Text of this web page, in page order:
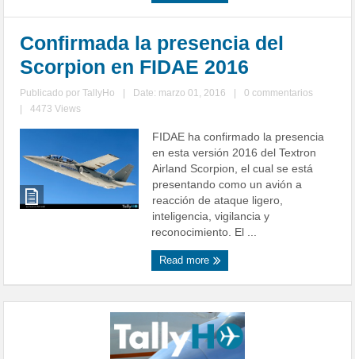
Confirmada la presencia del
Scorpion en FIDAE 2016
Publicado porTallyHo Date: marzo 01, 2016
0 commentarios
4473 Views
FIDAE ha confirmado la presencia
en esta versión 2016 del Textron
Airland Scorpion, el cual se está
presentando como un avión a
reacción de ataque ligero,
inteligencia, vigilancia y
reconocimiento. El ...
Read more